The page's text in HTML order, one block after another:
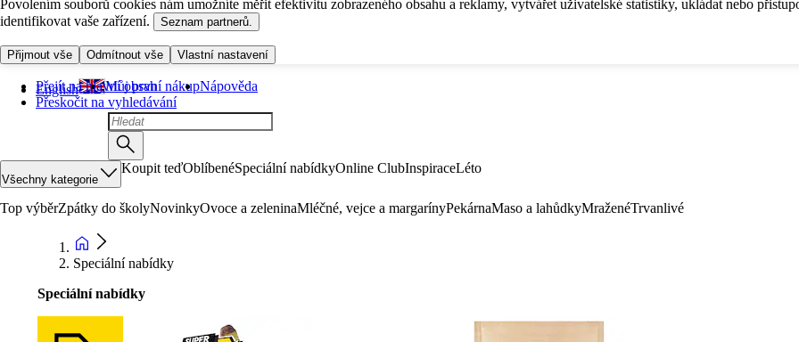
Povolením souborů cookies nám umožníte měřit efektivitu zobrazeného obsahu a reklamy, vytvářet uživatelské statistiky, ukládat nebo
identifikovat vaše zařízení.
Seznam partnerů.
Přijmout vše Odmítnout vše Vlastní nastavení
Přejít na hlavní obsah
Přeskočit na vyhledávání
English Můj první nákupNápověda
Všechny kategorie
Koupit teďOblíbenéSpeciální nabídkyOnline ClubInspiraceLéto
Top výběrZpátky do školyNovinkyOvoce a zeleninaMléčné, vejce a margarínyPekárnaMaso a lahůdkyMraženéTrvanlivé
Speciální nabídky
Speciální nabídky